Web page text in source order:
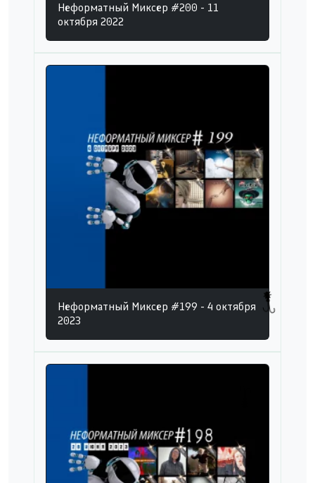
Неформатный Миксер #200 - 11
октября 2022
Неформатный Миксер #199 - 4 октября
2023